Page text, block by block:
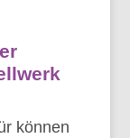
können